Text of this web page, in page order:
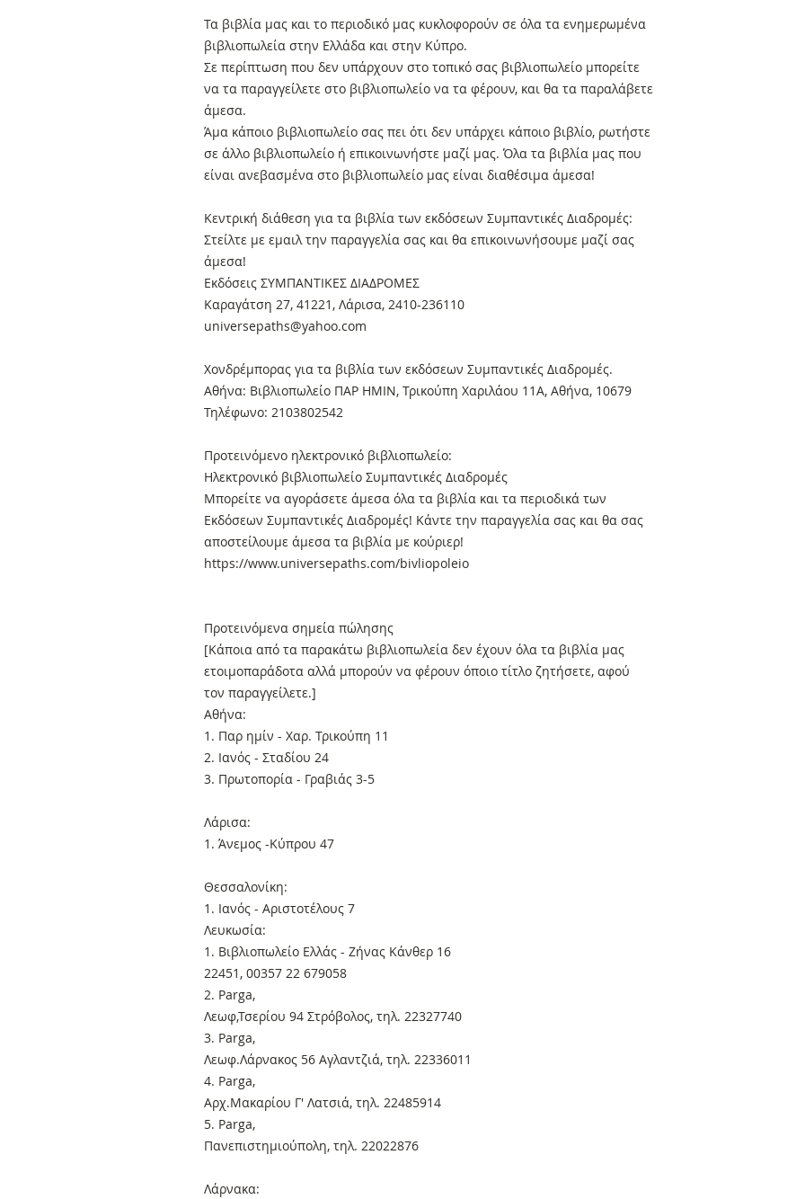
Τα βιβλία μας και το περιοδικό μας κυκλοφορούν σε όλα τα ενημερωμένα
βιβλιοπωλεία στην Ελλάδα και στην Κύπρο.
Σε περίπτωση που δεν υπάρχουν στο τοπικό σας βιβλιοπωλείο μπορείτε
να τα παραγγείλετε στο βιβλιοπωλείο να τα φέρουν, και θα τα παραλάβετε
άμεσα.
Άμα κάποιο βιβλιοπωλείο σας πει ότι δεν υπάρχει κάποιο βιβλίο, ρωτήστε
σε άλλο βιβλιοπωλείο ή επικοινωνήστε μαζί μας. Όλα τα βιβλία μας που
είναι ανεβασμένα στο βιβλιοπωλείο μας είναι διαθέσιμα άμεσα!
Κεντρική διάθεση για τα βιβλία των εκδόσεων Συμπαντικές Διαδρομές:
Στείλτε με εμαιλ την παραγγελία σας και θα επικοινωνήσουμε μαζί σας
άμεσα!
Εκδόσεις ΣΥΜΠΑΝΤΙΚΕΣ ΔΙΑΔΡΟΜΕΣ
Καραγάτση 27, 41221, Λάρισα, 2410-236110
universepaths@yahoo.com
Xονδρέμπορας για τα βιβλία των εκδόσεων Συμπαντικές Διαδρομές.
Αθήνα: Βιβλιοπωλείο ΠΑΡ ΗΜΙΝ, Τρικούπη Χαριλάου 11Α, Αθήνα, 10679
Τηλέφωνο: 2103802542
Προτεινόμενο ηλεκτρονικό βιβλιοπωλείο:
Ηλεκτρονικό βιβλιοπωλείο Συμπαντικές Διαδρομές
Μπορείτε να αγοράσετε άμεσα όλα τα βιβλία και τα περιοδικά των
Εκδόσεων Συμπαντικές Διαδρομές! Κάντε την παραγγελία σας και θα σας
αποστείλουμε άμεσα τα βιβλία με κούριερ!
https://www.universepaths.com/bivliopoleio
Προτεινόμενα σημεία πώλησης
[Κάποια από τα παρακάτω βιβλιοπωλεία δεν έχουν όλα τα βιβλία μας
ετοιμοπαράδοτα αλλά μπορούν να φέρουν όποιο τίτλο ζητήσετε, αφού
τον παραγγείλετε.]
Αθήνα:
1. Παρ ημίν - Χαρ. Τρικούπη 11
2. Ιανός - Σταδίου 24
3. Πρωτοπορία - Γραβιάς 3-5
Λάρισα:
1. Άνεμος -Κύπρου 47
Θεσσαλονίκη:
1. Ιανός - Αριστοτέλους 7
Λευκωσία:
1. Βιβλιοπωλείο Ελλάς - Ζήνας Κάνθερ 16
22451, 00357 22 679058
2. Parga,
Λεωφ,Τσερίου 94 Στρόβολος, τηλ. 22327740
3. Parga,
Λεωφ.Λάρνακος 56 Αγλαντζιά, τηλ. 22336011
4. Parga,
Αρχ.Μακαρίου Γ' Λατσιά, τηλ. 22485914
5. Parga,
Πανεπιστημιούπολη, τηλ. 22022876
Λάρνακα: